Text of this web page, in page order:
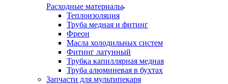
Расходные материалы
Теплоизоляция
Труба медная и фитинг
Фреон
Масла холодильных систем
Фитинг латунный
Трубка капиллярная медная
Труба алюминевая в бухтах
Запчасти для мультипекаря